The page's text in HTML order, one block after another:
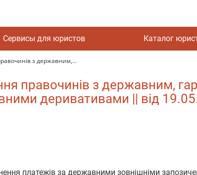
Сервисы для юристов Каталог
з державним,...
правочинів з державним,
деривативами || від
платежів за державними зовнішніми